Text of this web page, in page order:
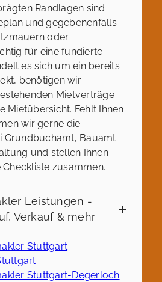
Randlagen sind
und gegebenenfalls
oder
für eine fundierte
es sich um ein bereits
benötigen wir
Mietverträge
Mietübersicht. Fehlt Ihnen
wir gerne die
Grundbuchamt, Bauamt
und stellen Ihnen
zusammen.
Leistungen -
Verkauf & mehr
Stuttgart
Stuttgart-Degerloch